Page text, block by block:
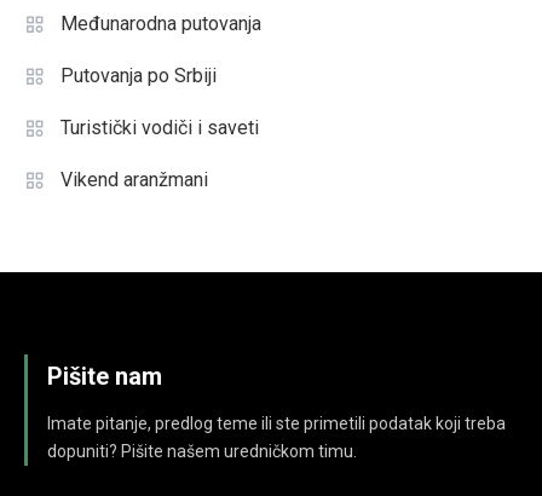
Međunarodna putovanja
Putovanja po Srbiji
Turistički vodiči i saveti
Vikend aranžmani
Pišite nam
Imate pitanje, predlog teme ili ste primetili podatak koji treba
dopuniti? Pišite našem uredničkom timu.